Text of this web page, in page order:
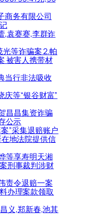
商务有限公司
,袁赛赛,李群诈
光等诈骗案 2.帕
被害人携带材
当行非法吸收
庆等“银谷财富”
昌昌集资诈骗
公示
”采集退赔账户
地法院提供信
等享寿明天湘
刑事裁判涉财
责令退赔一案
办理案款领取
义,郑新春,池其